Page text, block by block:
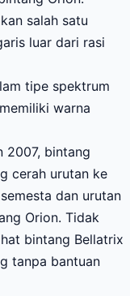
salah satu
luar dari rasi
tipe spektrum
warna
2007, bintang
cerah urutan ke
dan urutan
Orion. Tidak
bintang Bellatrix
tanpa bantuan